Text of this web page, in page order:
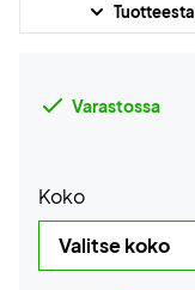
Tuotteesta
Varastossa
Koko